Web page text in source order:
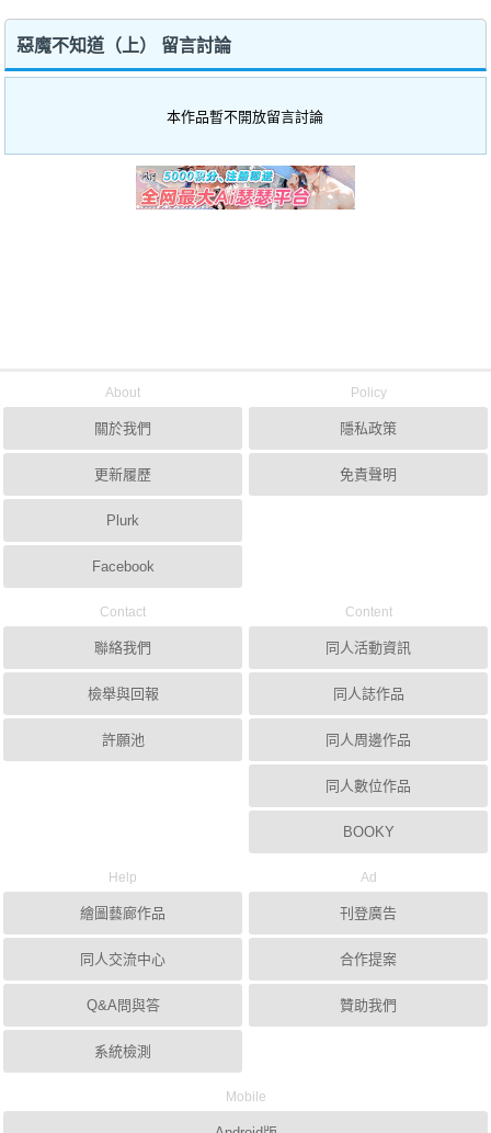
惡魔不知道（上） 留言討論
本作品暫不開放留言討論
About
關於我們
更新履歷
Plurk
Facebook
Policy
隱私政策
免責聲明
Contact
聯絡我們
檢舉與回報
許願池
Content
同人活動資訊
同人誌作品
同人周邊作品
同人數位作品
BOOKY
Help
繪圖藝廊作品
同人交流中心
Q&A問與答
系統檢測
Ad
刊登廣告
合作提案
贊助我們
Mobile